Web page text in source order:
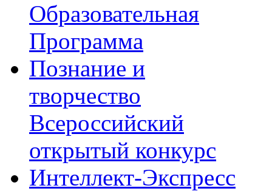
Образовательная
Программа
Познание и
творчество
Всероссийский
открытый конкурс
Интеллект-Экспресс